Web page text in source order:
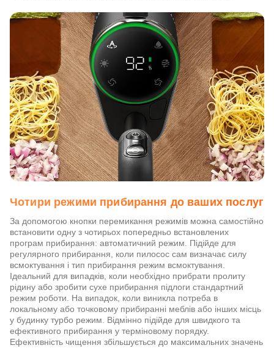
Чотири режими прибирання до ваших послуг
За допомогою кнопки перемикання режимів можна самостійно
встановити одну з чотирьох попередньо встановлених
програм прибирання: автоматичний режим. Підійде для
регулярного прибирання, коли пилосос сам визначає силу
всмоктування і тип прибирання режим всмоктування.
Ідеальний для випадків, коли необхідно прибрати пролиту
рідину або зробити сухе прибирання підлоги стандартний
режим роботи. На випадок, коли виникла потреба в
локальному або точковому прибиранні меблів або інших місць
у будинку турбо режим. Відмінно підійде для швидкого та
ефективного прибирання у терміновому порядку.
Ефективність чищення збільшується до максимальних значень